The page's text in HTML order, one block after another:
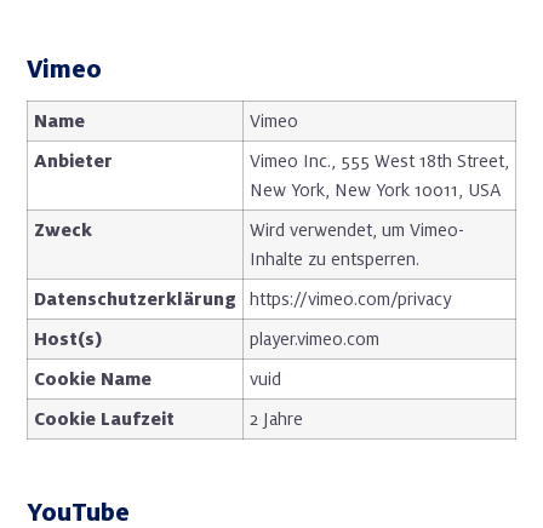
Vimeo
Name Vimeo
Anbieter
Vimeo Inc., 555 West 18th Street,
New York, New York 10011, USA
Zweck
Wird verwendet, um Vimeo-
Inhalte zu entsperren.
Datenschutzerklärung https://vimeo.com/privacy
Host(s) player.vimeo.com
Cookie Name vuid
Cookie Laufzeit 2 Jahre
YouTube